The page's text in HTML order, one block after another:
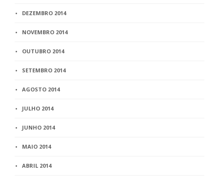
DEZEMBRO 2014
NOVEMBRO 2014
OUTUBRO 2014
SETEMBRO 2014
AGOSTO 2014
JULHO 2014
JUNHO 2014
MAIO 2014
ABRIL 2014